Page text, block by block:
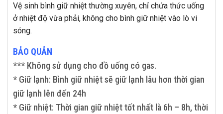
Vệ sinh bình giữ nhiệt thường xuyên, chỉ chứa thức uống
ở nhiệt độ vừa phải, không cho bình giữ nhiệt vào lò vi
sóng.
BẢO QUẢN
*** Không sử dụng cho đồ uống có gas.
* Giữ lạnh: Bình giữ nhiệt sẽ giữ lạnh lâu hơn thời gian
giữ lạnh lên đến 24h
* Giữ nhiệt: Thời gian giữ nhiệt tốt nhất là 6h – 8h, thời